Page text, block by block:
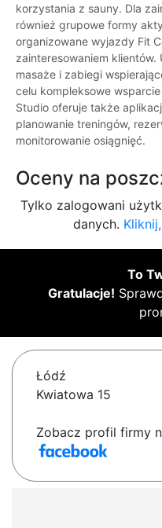
korzystania z sauny. Dla
również grupowe formy
organizowane wyjazdy Fit
zainteresowaniem klientów.
masaże i zabiegi
celu kompleksowe
Studio oferuje także
planowanie treningów,
monitorowanie osiągnięć.
Oceny na
Tylko zalogowani
danych.
To
Gratulacje!
Łódź
Kwiatowa 15
Zobacz profil firmy